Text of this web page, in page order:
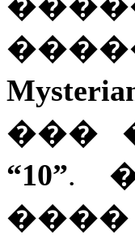
���
“10”. �